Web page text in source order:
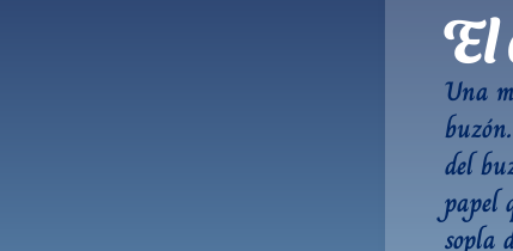
El
Una
del
papel
sopla